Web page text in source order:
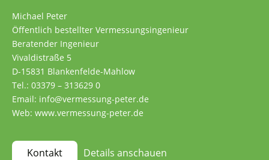
Michael Peter
Öffentlich bestellter Vermessungsingenieur
Beratender Ingenieur
Vivaldistraße 5
D-15831 Blankenfelde-Mahlow
Tel.: 03379 – 313629 0
Email: info@vermessung-peter.de
Web: www.vermessung-peter.de
Kontakt Details anschauen